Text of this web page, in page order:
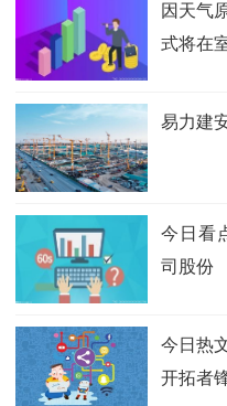
因天气
式将在
易力建
今日看
司股份
今日热
开拓者